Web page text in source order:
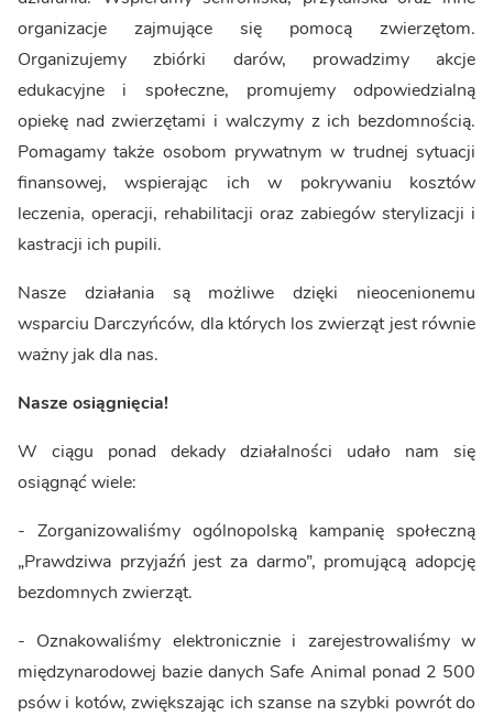
organizacje zajmujące się pomocą zwierzętom.
Organizujemy zbiórki darów, prowadzimy akcje
edukacyjne i społeczne, promujemy odpowiedzialną
opiekę nad zwierzętami i walczymy z ich bezdomnością.
Pomagamy także osobom prywatnym w trudnej sytuacji
finansowej, wspierając ich w pokrywaniu kosztów
leczenia, operacji, rehabilitacji oraz zabiegów sterylizacji i
kastracji ich pupili.
Nasze działania są możliwe dzięki nieocenionemu
wsparciu Darczyńców, dla których los zwierząt jest równie
ważny jak dla nas.
Nasze osiągnięcia!
W ciągu ponad dekady działalności udało nam się
osiągnąć wiele:
- Zorganizowaliśmy ogólnopolską kampanię społeczną
„Prawdziwa przyjaźń jest za darmo”, promującą adopcję
bezdomnych zwierząt.
- Oznakowaliśmy elektronicznie i zarejestrowaliśmy w
międzynarodowej bazie danych Safe Animal ponad 2 500
psów i kotów, zwiększając ich szanse na szybki powrót do